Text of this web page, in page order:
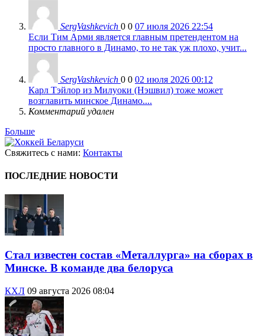
SergVashkevich 0 0 07 июля 2026 22:54
Если Тим Арми является главным претендентом на
просто главного в Динамо, то не так уж плохо, учит...
SergVashkevich 0 0 02 июля 2026 00:12
Карл Тэйлор из Милуоки (Нэшвил) тоже может
возглавить минское Динамо....
Комментарий удален
Больше
Свяжитесь с нами: Контакты
ПОСЛЕДНИЕ НОВОСТИ
Стал известен состав «Металлурга» на сборах в
Минске. В команде два белоруса
КХЛ 09 августа 2026 08:04